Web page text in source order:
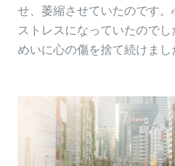
せ、萎縮させていたのです
ストレスになっていたので
めいに心の傷を捨て続けまし